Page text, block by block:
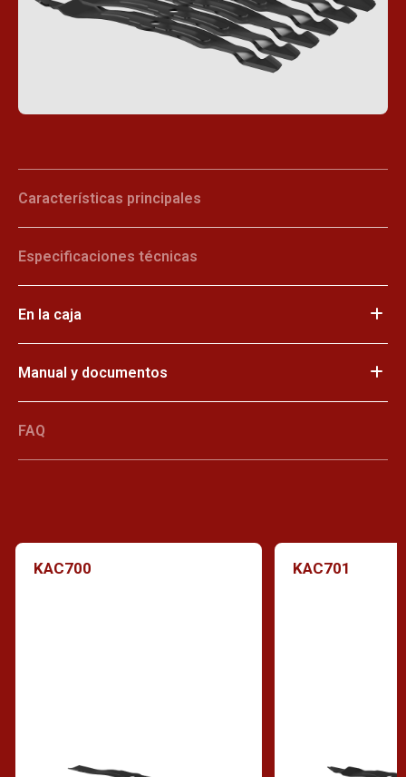
Características principales
Especificaciones técnicas
En la caja
Manual y documentos
FAQ
KAC700 KAC701